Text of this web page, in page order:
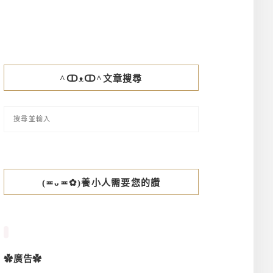
^ↀᴥↀ^文章搜尋
(≖ᴗ≖✿)養小人需要您的讚
✿廣告✿